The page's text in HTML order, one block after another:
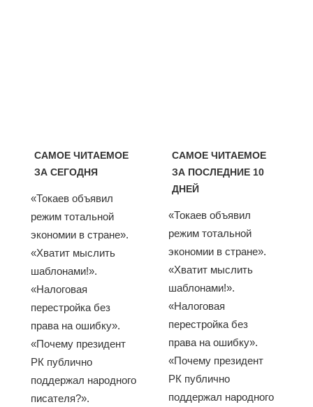
САМОЕ ЧИТАЕМОЕ
ЗА СЕГОДНЯ
«Токаев объявил
режим тотальной
экономии в стране».
«Хватит мыслить
шаблонами!».
«Налоговая
перестройка без
права на ошибку».
«Почему президент
РК публично
поддержал народного
писателя?».
САМОЕ ЧИТАЕМОЕ
ЗА ПОСЛЕДНИЕ 10
ДНЕЙ
«Токаев объявил
режим тотальной
экономии в стране».
«Хватит мыслить
шаблонами!».
«Налоговая
перестройка без
права на ошибку».
«Почему президент
РК публично
поддержал народного